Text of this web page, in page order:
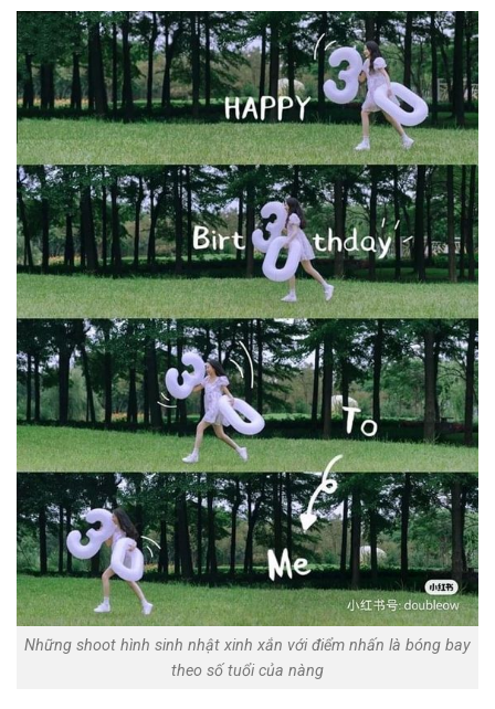
Những shoot hình sinh nhật xinh xắn với điểm nhấn là bóng bay
theo số tuổi của nàng